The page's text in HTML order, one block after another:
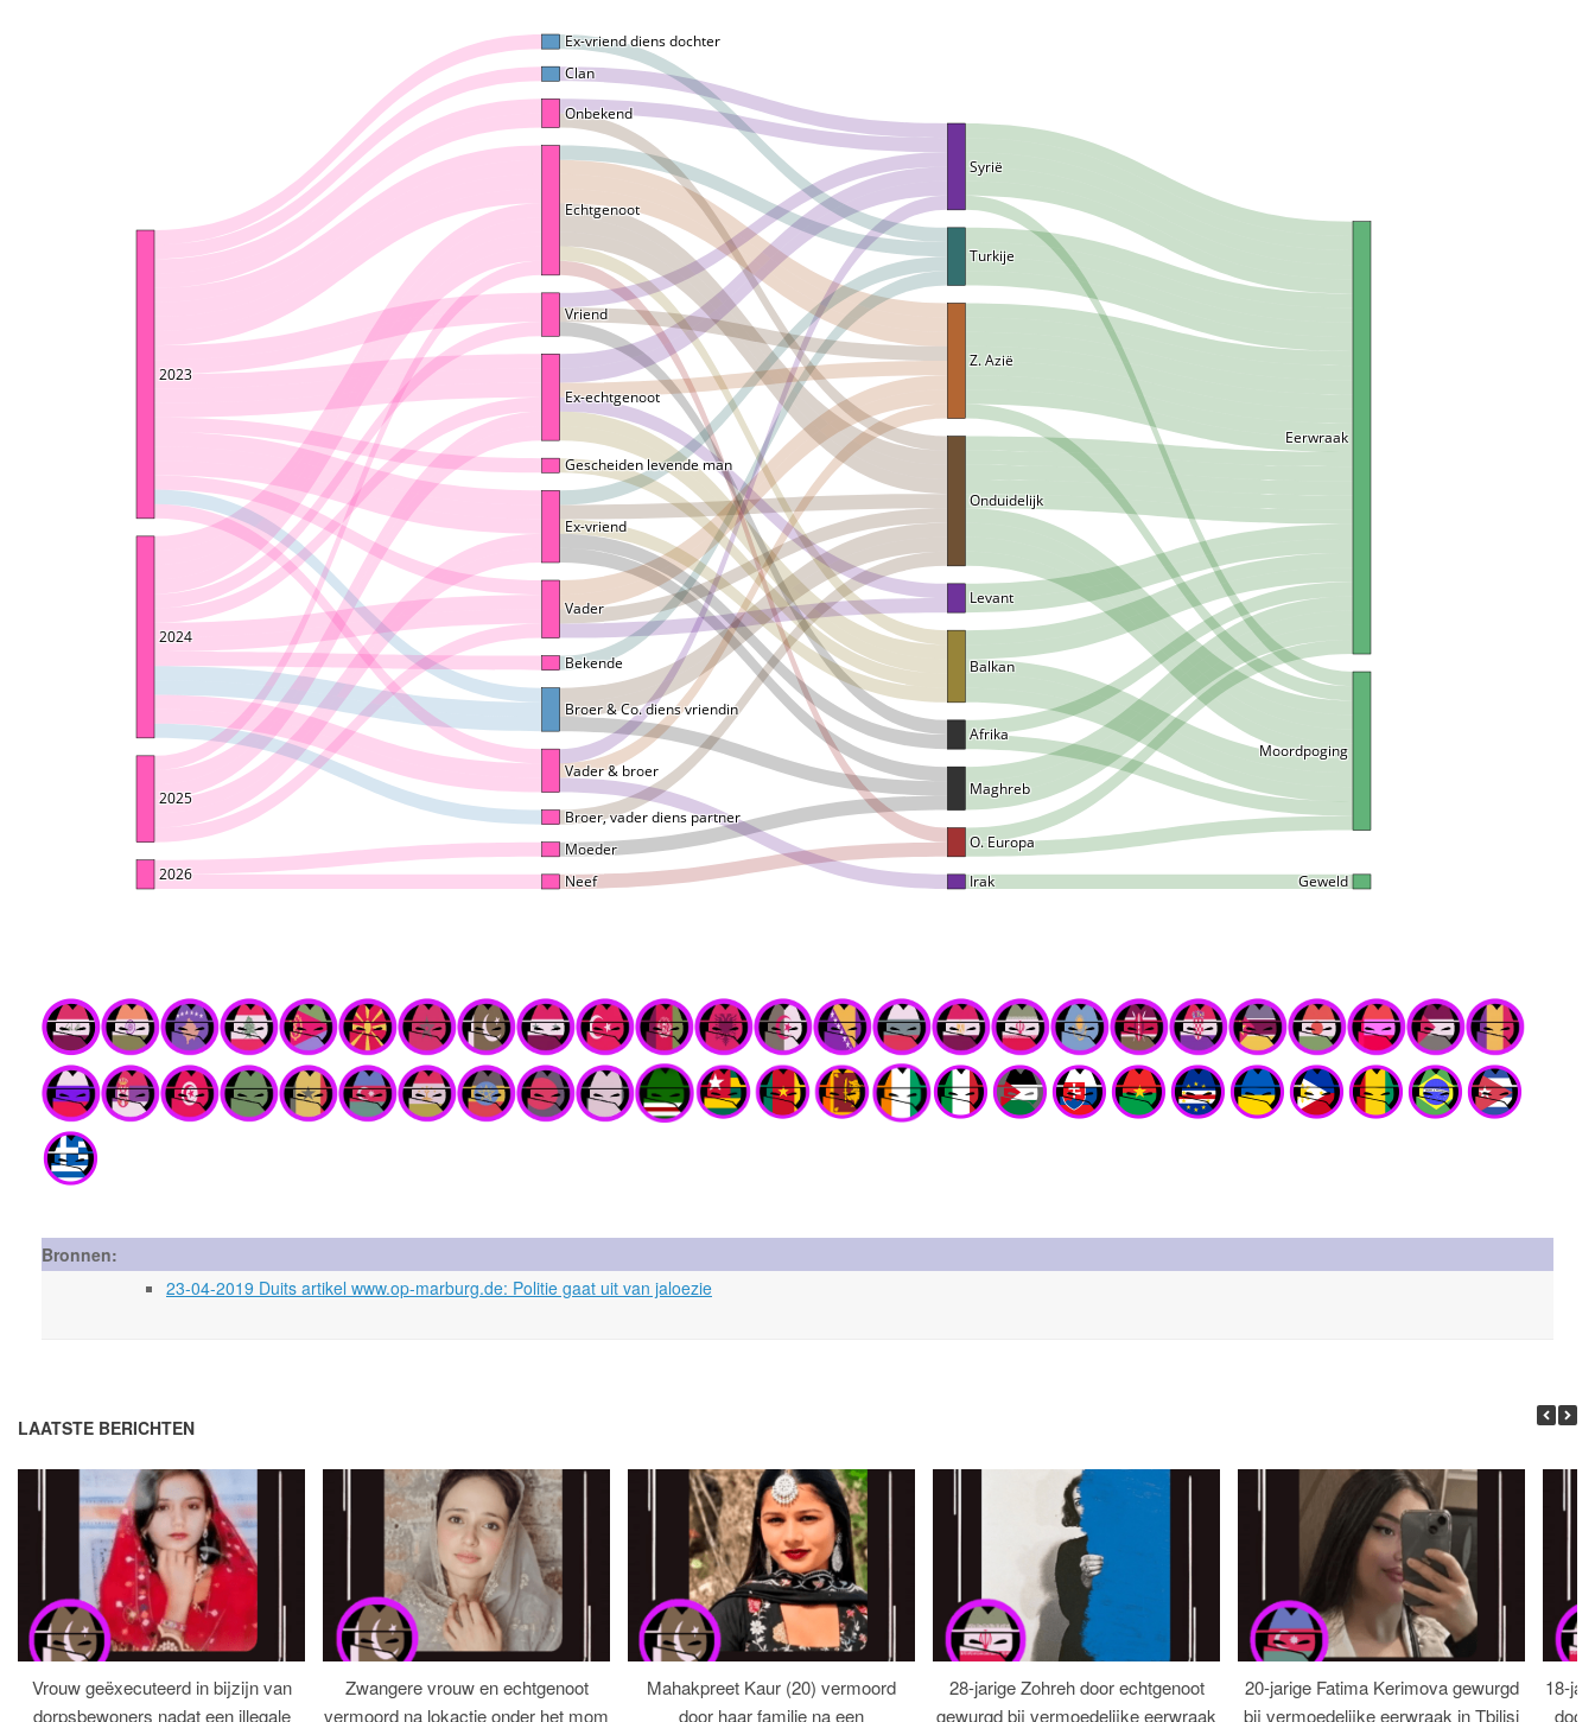
Bronnen:
23-04-2019 Duits artikel www.op-marburg.de: Politie gaat uit van jaloezie
LAATSTE BERICHTEN
Vrouw geëxecuteerd in bijzijn van
dorpsbewoners nadat een illegale
Zwangere vrouw en echtgenoot
vermoord na lokactie onder het mom
Mahakpreet Kaur (20) vermoord
door haar familie na een
28-jarige Zohreh door echtgenoot
gewurgd bij vermoedelijke eerwraak
20-jarige Fatima Kerimova gewurgd
bij vermoedelijke eerwraak in Tbilisi
18-